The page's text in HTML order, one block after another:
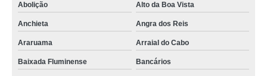
rack ti parede metálico valor Manaus
Abolição
Alto da Boa Vista
Anchieta Angra dos Reis
Araruama Arraial do Cabo
Baixada Fluminense Bancários